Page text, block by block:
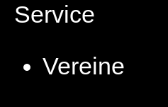
Service
Vereine